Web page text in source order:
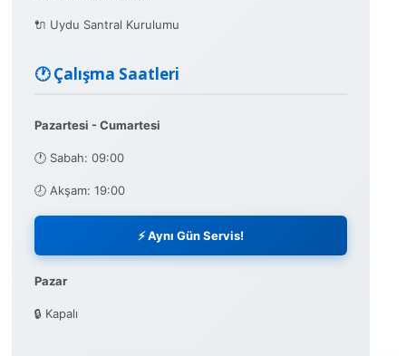
🔌 Uydu Santral Kurulumu
🕐 Çalışma Saatleri
Pazartesi - Cumartesi
🕐 Sabah: 09:00
🕗 Akşam: 19:00
⚡ Aynı Gün Servis!
Pazar
🔒 Kapalı